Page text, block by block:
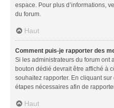
espace. Pour plus d’informations,
du forum.
Haut
Comment puis-je rapporter des
Si les administrateurs du forum ont
bouton dédié devrait être affiché à
souhaitez rapporter. En cliquant
étapes nécessaires afin de
Haut